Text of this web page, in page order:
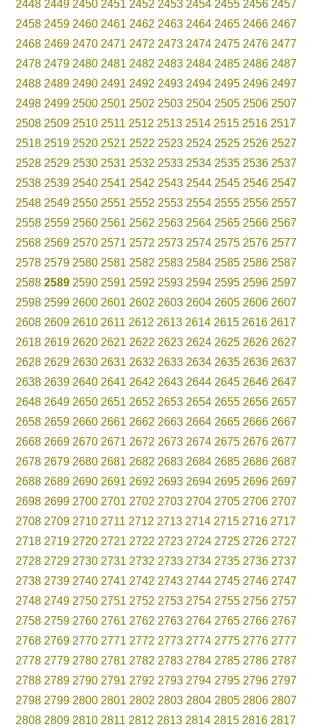
2448 2449 2450 2451 2452 2453 2454 2455 2456 2457
2458 2459 2460 2461 2462 2463 2464 2465 2466 2467
2468 2469 2470 2471 2472 2473 2474 2475 2476 2477
2478 2479 2480 2481 2482 2483 2484 2485 2486 2487
2488 2489 2490 2491 2492 2493 2494 2495 2496 2497
2498 2499 2500 2501 2502 2503 2504 2505 2506 2507
2508 2509 2510 2511 2512 2513 2514 2515 2516 2517
2518 2519 2520 2521 2522 2523 2524 2525 2526 2527
2528 2529 2530 2531 2532 2533 2534 2535 2536 2537
2538 2539 2540 2541 2542 2543 2544 2545 2546 2547
2548 2549 2550 2551 2552 2553 2554 2555 2556 2557
2558 2559 2560 2561 2562 2563 2564 2565 2566 2567
2568 2569 2570 2571 2572 2573 2574 2575 2576 2577
2578 2579 2580 2581 2582 2583 2584 2585 2586 2587
2588 2589 2590 2591 2592 2593 2594 2595 2596 2597
2598 2599 2600 2601 2602 2603 2604 2605 2606 2607
2608 2609 2610 2611 2612 2613 2614 2615 2616 2617
2618 2619 2620 2621 2622 2623 2624 2625 2626 2627
2628 2629 2630 2631 2632 2633 2634 2635 2636 2637
2638 2639 2640 2641 2642 2643 2644 2645 2646 2647
2648 2649 2650 2651 2652 2653 2654 2655 2656 2657
2658 2659 2660 2661 2662 2663 2664 2665 2666 2667
2668 2669 2670 2671 2672 2673 2674 2675 2676 2677
2678 2679 2680 2681 2682 2683 2684 2685 2686 2687
2688 2689 2690 2691 2692 2693 2694 2695 2696 2697
2698 2699 2700 2701 2702 2703 2704 2705 2706 2707
2708 2709 2710 2711 2712 2713 2714 2715 2716 2717
2718 2719 2720 2721 2722 2723 2724 2725 2726 2727
2728 2729 2730 2731 2732 2733 2734 2735 2736 2737
2738 2739 2740 2741 2742 2743 2744 2745 2746 2747
2748 2749 2750 2751 2752 2753 2754 2755 2756 2757
2758 2759 2760 2761 2762 2763 2764 2765 2766 2767
2768 2769 2770 2771 2772 2773 2774 2775 2776 2777
2778 2779 2780 2781 2782 2783 2784 2785 2786 2787
2788 2789 2790 2791 2792 2793 2794 2795 2796 2797
2798 2799 2800 2801 2802 2803 2804 2805 2806 2807
2808 2809 2810 2811 2812 2813 2814 2815 2816 2817